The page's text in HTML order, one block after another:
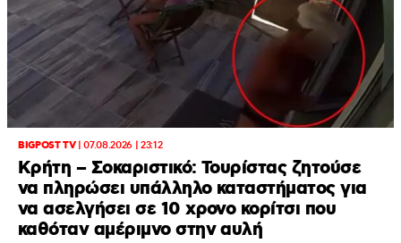
BIGPOST TV|07.08.2026 | 23:12
Κρήτη – Σοκαριστικό: Τουρίστας ζητούσε
να πληρώσει υπάλληλο καταστήματος για
να ασελγήσει σε 10 χρονο κορίτσι που
καθόταν αμέριμνο στην αυλή